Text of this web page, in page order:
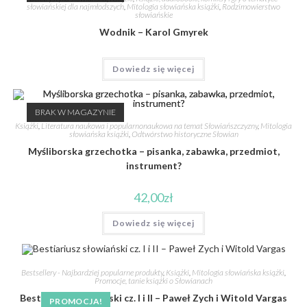
słowiańskiej dla najmłodszych Mitologia słowiańska książki Rodzimowierstwo
słowiańskie
Wodnik – Karol Gmyrek
Dowiedz się więcej
BRAK W MAGAZYNIE
Książki, Literatura naukowa i popularnonaukowa na temat Słowiańszczyzny, Mitologia
słowiańska książki, Odtwórstwo historyczne Słowian
Myśliborska grzechotka – pisanka, zabawka, przedmiot,
instrument?
42,00zł
Dowiedz się więcej
PROMOCJA!
Bestsellery - Najbardziej popularne produkty, Książki, Mitologia słowiańska książki,
Promocje, tanie książki o Słowianach
Bestiariusz słowiański cz. I i II – Paweł Zych i Witold Vargas